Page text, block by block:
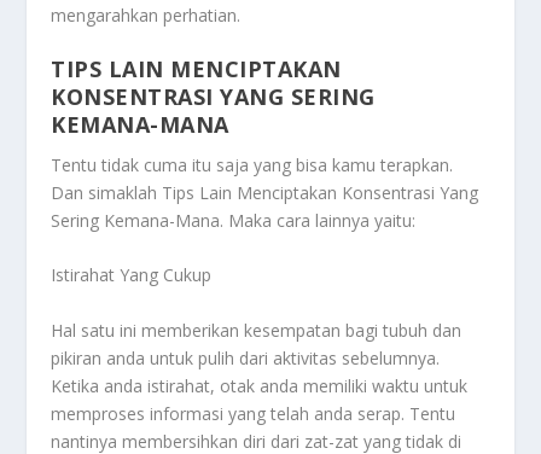
mengarahkan perhatian.
TIPS LAIN MENCIPTAKAN
KONSENTRASI YANG SERING
KEMANA-MANA
Tentu tidak cuma itu saja yang bisa kamu terapkan.
Dan simaklah Tips Lain Menciptakan Konsentrasi Yang
Sering Kemana-Mana. Maka cara lainnya yaitu:
Istirahat Yang Cukup
Hal satu ini memberikan kesempatan bagi tubuh dan
pikiran anda untuk pulih dari aktivitas sebelumnya.
Ketika anda istirahat, otak anda memiliki waktu untuk
memproses informasi yang telah anda serap. Tentu
nantinya membersihkan diri dari zat-zat yang tidak di